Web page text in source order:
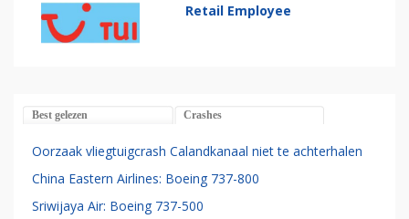
Retail Employee
Best gelezen Crashes
Oorzaak vliegtuigcrash Calandkanaal niet te achterhalen
China Eastern Airlines: Boeing 737-800
Sriwijaya Air: Boeing 737-500